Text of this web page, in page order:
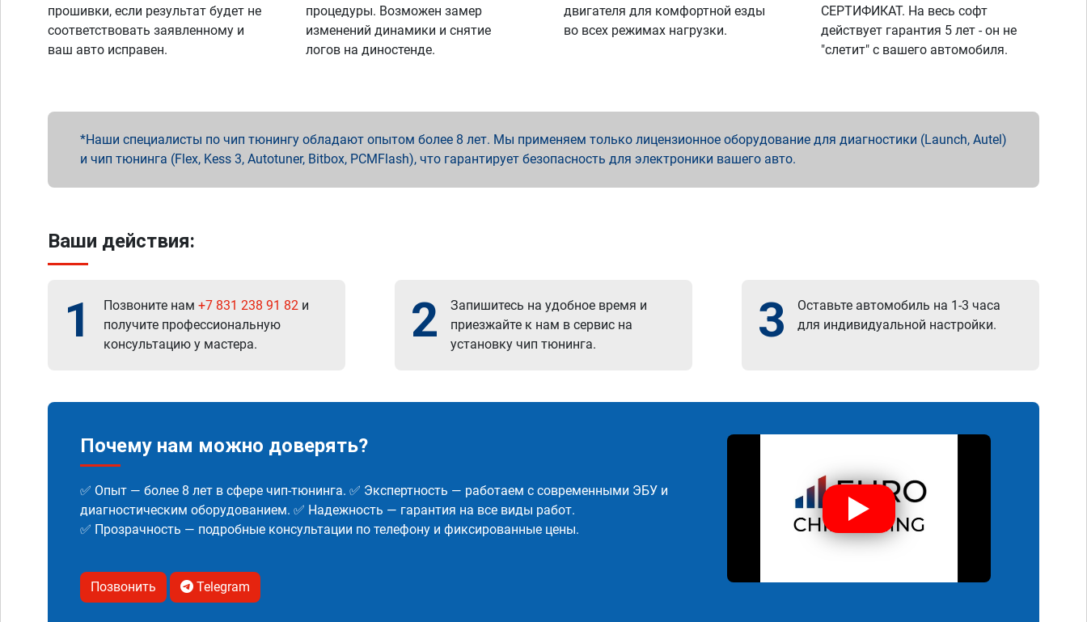
прошивки, если результат будет не
соответствовать заявленному и
ваш авто исправен.
процедуры. Возможен замер
изменений динамики и снятие
логов на диностенде.
двигателя для комфортной езды
во всех режимах нагрузки.
СЕРТИФИКАТ. На весь софт
действует гарантия 5 лет - он не
"слетит" с вашего автомобиля.
Наши специалисты по чип тюнингу обладают опытом более 8 лет. Мы применяем только лицензионное оборудование для диагностики (Launch, Autel)
и чип тюнинга (Flex, Kess 3, Autotuner, Bitbox, PCMFlash), что гарантирует безопасность для электроники вашего авто.
Ваши действия:
1 Позвоните нам +7 831 238 91 82 и
получите профессиональную
консультацию у мастера.
2
Запишитесь на удобное время и
приезжайте к нам в сервис на
установку чип тюнинга.
3
Оставьте автомобиль на 1-3 часа
для индивидуальной настройки.
Почему нам можно доверять?
✅ Опыт — более 8 лет в сфере чип-тюнинга. ✅ Экспертность — работаем с современными ЭБУ и
диагностическим оборудованием. ✅ Надежность — гарантия на все виды работ.
✅ Прозрачность — подробные консультации по телефону и фиксированные цены.
Позвонить Telegram